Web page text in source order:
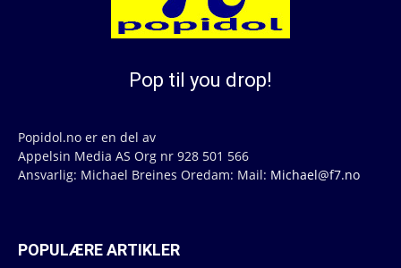
Pop til you drop!
Popidol.no er en del av
Appelsin Media AS Org nr 928 501 566
Ansvarlig: Michael Breines Oredam: Mail: Michael@f7.no
POPULÆRE ARTIKLER